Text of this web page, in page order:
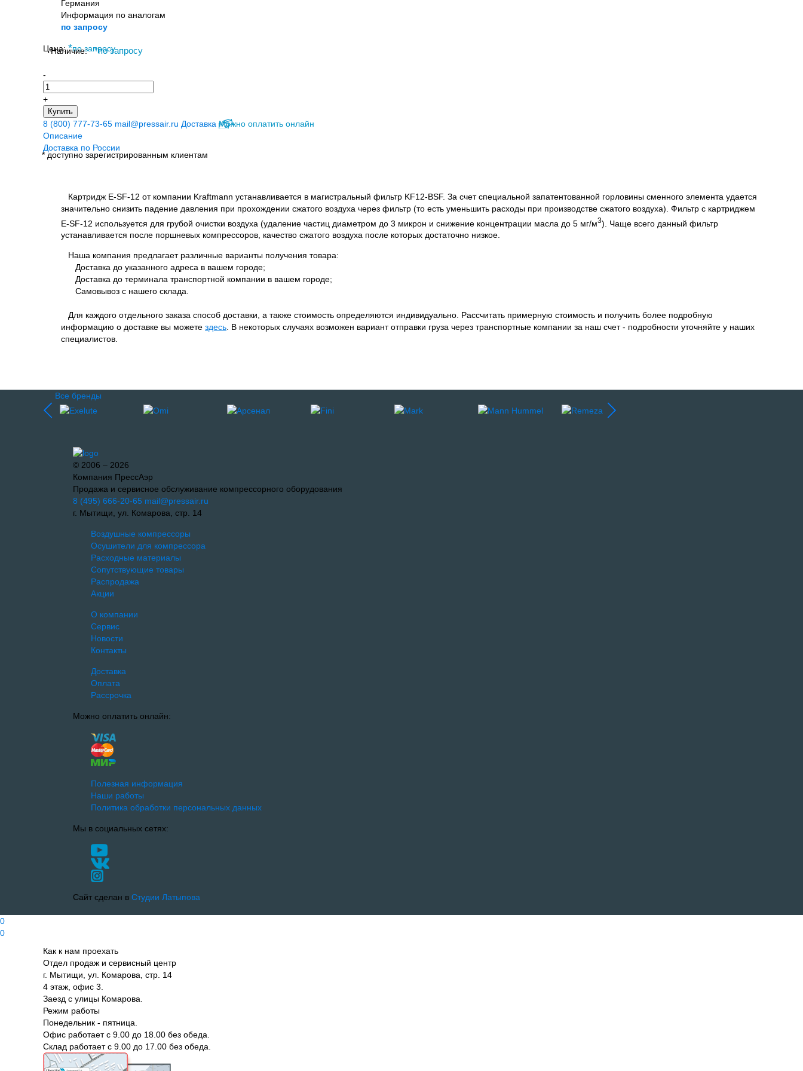
Германия
Информация по аналогам
по запросу
Цена: *по запросу
Наличие: *по запросу
-
+
Купить
8 (800) 777-73-65 mail@pressair.ru Доставка Можно оплатить онлайн
* доступно зарегистрированным клиентам
Описание
Доставка по России
Картридж E-SF-12 от компании Kraftmann устанавливается в магистральный фильтр KF12-BSF. За счет специальной запатентованной горловины сменного элемента удается
значительно снизить падение давления при прохождении сжатого воздуха через фильтр (то есть уменьшить расходы при производстве сжатого воздуха). Фильтр с картриджем
E-SF-12 используется для грубой очистки воздуха (удаление частиц диаметром до 3 микрон и снижение концентрации масла до 5 мг/м3). Чаще всего данный фильтр
устанавливается после поршневых компрессоров, качество сжатого воздуха после которых достаточно низкое.
Наша компания предлагает различные варианты получения товара:
Доставка до указанного адреса в вашем городе;
Доставка до терминала транспортной компании в вашем городе;
Самовывоз с нашего склада.
Для каждого отдельного заказа способ доставки, а также стоимость определяются индивидуально. Рассчитать примерную стоимость и получить более подробную
информацию о доставке вы можете здесь . В некоторых случаях возможен вариант отправки груза через транспортные компании за наш счет - подробности уточняйте у наших
специалистов.
Все бренды
© 2006 – 2026
Компания ПрессАэр
Продажа и сервисное обслуживание компрессорного оборудования
8 (495) 666-20-65 mail@pressair.ru
г. Мытищи, ул. Комарова, стр. 14
Воздушные компрессоры
Осушители для компрессора
Расходные материалы
Сопутствующие товары
Распродажа
Акции
О компании
Сервис
Новости
Контакты
Доставка
Оплата
Рассрочка
Можно оплатить онлайн:
Полезная информация
Наши работы
Политика обработки персональных данных
Мы в социальных сетях:
Сайт сделан в Студии Латыпова
0
0
Как к нам проехать
Отдел продаж и сервисный центр
г. Мытищи, ул. Комарова, стр. 14
4 этаж, офис 3.
Заезд с улицы Комарова.
Режим работы
Понедельник - пятница.
Офис работает с 9.00 до 18.00 без обеда.
Склад работает с 9.00 до 17.00 без обеда.